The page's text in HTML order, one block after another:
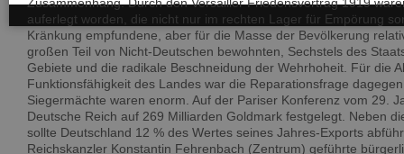
auferlegt worden, die nicht nur im rechten Lager für Empörung
Kränkung empfundene, aber für die Masse der Bevölkerung
großen Teil von Nicht-Deutschen bewohnten, Sechstels des
Gebiete und die radikale Beschneidung der Wehrhoheit. Für die
Funktionsfähigkeit des Landes war die Reparationsfrage
Siegermächte waren enorm. Auf der Pariser Konferenz vom 29.
Deutsche Reich auf 269 Milliarden Goldmark festgelegt. Neben
sollte Deutschland 12 % des Wertes seines Jahres-Exports
Reichskanzler Konstantin Fehrenbach (Zentrum) geführte